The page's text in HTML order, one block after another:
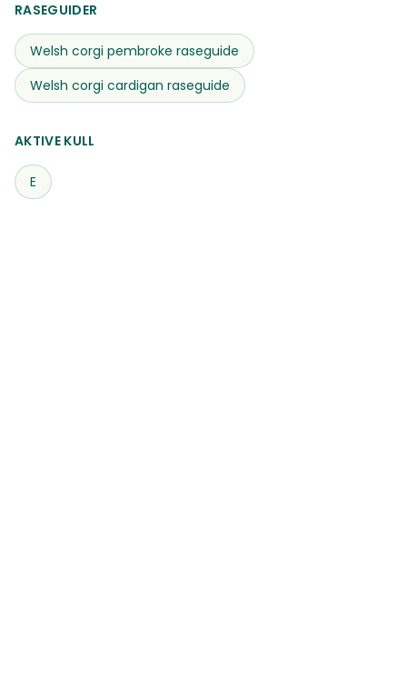
RASEGUIDER
Welsh corgi pembroke raseguide
Welsh corgi cardigan raseguide
AKTIVE KULL
E